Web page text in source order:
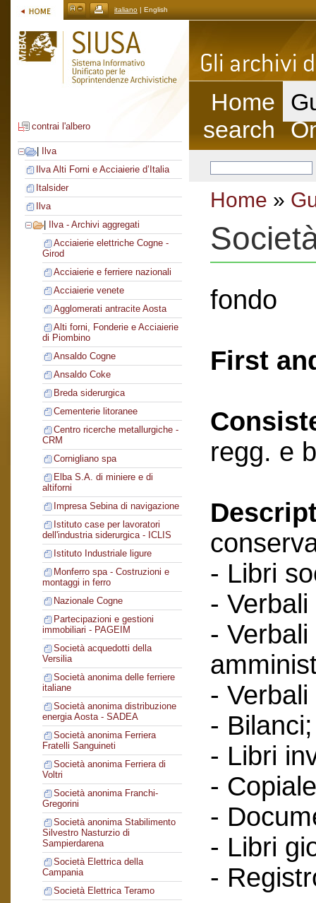
italiano | English
contrai l'albero
Ilva
Ilva Alti Forni e Acciaierie d’Italia
Italsider
Ilva
Ilva - Archivi aggregati
Acciaierie elettriche Cogne -
Girod
Acciaierie e ferriere nazionali
Acciaierie venete
Agglomerati antracite Aosta
Alti forni, Fonderie e Acciaierie
di Piombino
Ansaldo Cogne
Ansaldo Coke
Breda siderurgica
Cementerie litoranee
Centro ricerche metallurgiche -
CRM
Cornigliano spa
Elba S.A. di miniere e di
altiforni
Impresa Sebina di navigazione
Istituto case per lavoratori
dell'industria siderurgica - ICLIS
Istituto Industriale ligure
Monferro spa - Costruzioni e
montaggi in ferro
Nazionale Cogne
Partecipazioni e gestioni
immobiliari - PAGEIM
Società acquedotti della
Versilia
Società anonima delle ferriere
italiane
Società anonima distribuzione
energia Aosta - SADEA
Società anonima Ferriera
Fratelli Sanguineti
Società anonima Ferriera di
Voltri
Società anonima Franchi-
Gregorini
Società anonima Stabilimento
Silvestro Nasturzio di
Sampierdarena
Società Elettrica della
Campania
Società Elettrica Teramo
Home
search
Home »
fondo
First
regg. e
- Libri
-
-
-
- Bilanci;
- Libri
-
-
- Libri
-